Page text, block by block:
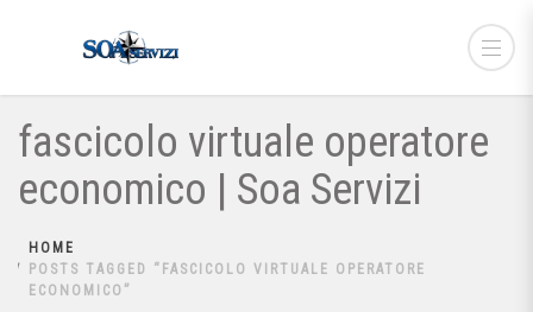
fascicolo virtuale operatore
economico | Soa Servizi
HOME
POSTS TAGGED “FASCICOLO VIRTUALE OPERATORE
ECONOMICO”